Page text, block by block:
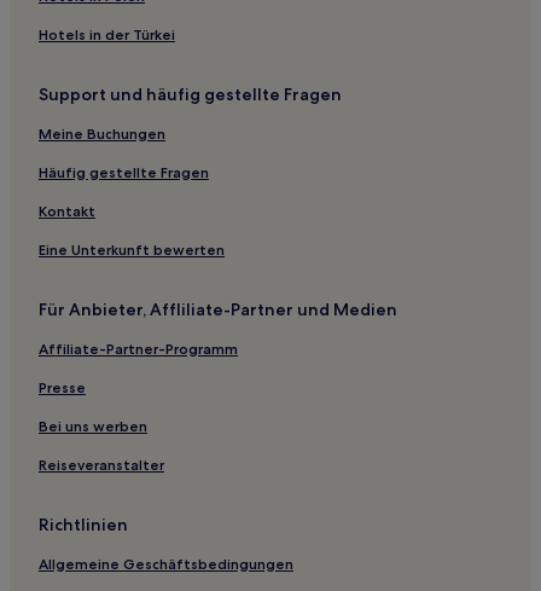
Haustierfreundliche in Mackinaw City
Hotels mit inbegriffenem Frühstück in Mackinaw City
Strand nahe Clinch Park
Golf nahe Clinch Park
Hotels nahe Kings Club Casino
Hotels nahe Fishermans Island State Park
Newberry Hotels
Hotels nahe Naturschutzgebiet Williams
Petoskey Hotels
Leelanau County: Hotels
Miami Beach Hotels
Hotels nahe Arch Rock
Cooks Hotels
Hotels in der Türkei
Support und häufig gestellte Fragen
Meine Buchungen
Häufig gestellte Fragen
Kontakt
Eine Unterkunft bewerten
Für Anbieter, Affliliate-Partner und Medien
Affiliate-Partner-Programm
Presse
Bei uns werben
Reiseveranstalter
Richtlinien
Allgemeine Geschäftsbedingungen